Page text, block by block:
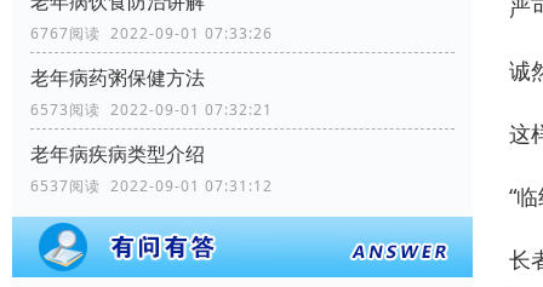
6767阅读 2022-09-01 07:33:26
老年病药粥保健方法
6573阅读 2022-09-01 07:32:21
老年病疾病类型介绍
6537阅读 2022-09-01 07:31:12
严
诚
这
“
长